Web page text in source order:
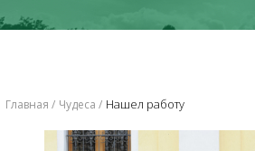
Главная Чудеса Нашел работу